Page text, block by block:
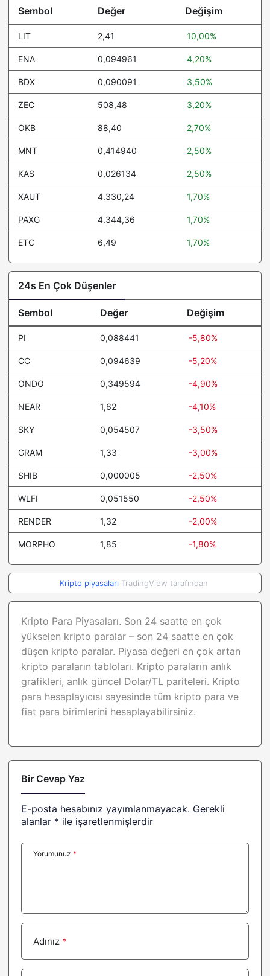
USDGO 1,00 0%
Bitget Token 1,62 0.2%
Worldcoin 0,303875 -0.8%
Ethereum Classic 6,49 1.7%
Spiko Amundi Overnight
Swap Fund (EUR)
0,088441
Blockchain Capital
Spiko EU T-Bills Money
Market Fund
1,22 0.1%
Ethena 0,094961 4.2%
Pump.fun 0,002322 -0.4%
KuCoin 6,57 -0.1%
Janus Henderson
Anemoy Treasury Fund
JUST 0,105728 0.1%
Quant
0,032424 -1.2%
POL (ex-MATIC) 0,075202 -0.3%
0,088306 0.9%
1.6%
Kaspa 0,026134 2.5%
Beldex 0,090091
Gate 6,63 -0.6%
Cosmos Hub 1,35 -0.4%
GHO 1,00 0.1%
Janus Henderson
Anemoy AAA CLO Fund
1,04 0%
Render 1,32
Audiera 2,04 -1.5%
Jupiter 0,183415 0.6%
Filecoin
Usual USD 1,00
Flare 0,005966 -0.5%
USX 1,00 0%
Sembol Değer Değişim
LIT 2,41 10,00%
ENA 0,094961 4,20%
BDX 0,090091 3,50%
ZEC 508,48 3,20%
OKB 88,40 2,70%
MNT 0,414940 2,50%
KAS 0,026134 2,50%
XAUT 4.330,24 1,70%
PAXG 4.344,36 1,70%
ETC 6,49 1,70%
24s En Çok Düşenler
Sembol Değer Değişim
PI 0,088441 -5,80%
CC 0,094639 -5,20%
ONDO 0,349594 -4,90%
NEAR 1,62 -4,10%
SKY 0,054507 -3,50%
GRAM 1,33 -3,00%
SHIB 0,000005 -2,50%
WLFI 0,051550 -2,50%
RENDER 1,32 -2,00%
MORPHO 1,85 -1,80%
Kripto piyasaları TradingView tarafından
Kripto Para Piyasaları. Son 24 saatte en çok
yükselen kripto paralar – son 24 saatte en çok
düşen kripto paralar. Piyasa değeri en çok artan
kripto paraların tabloları. Kripto paraların anlık
grafikleri, anlık güncel Dolar/TL pariteleri. Kripto
para hesaplayıcısı sayesinde tüm kripto para ve
fiat para birimlerini hesaplayabilirsiniz.
Bir Cevap Yaz
E-posta hesabınız yayımlanmayacak. Gerekli
alanlar * ile işaretlenmişlerdir
Yorumunuz *
Adınız *